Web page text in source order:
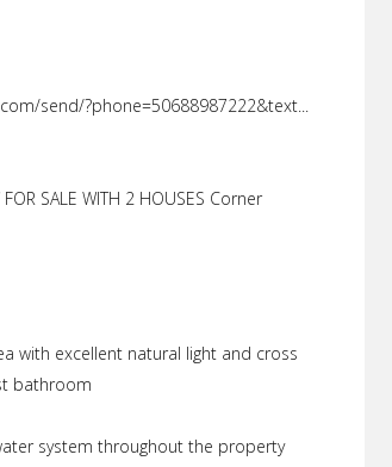
send/?phone=50688987222&text...
SALE WITH 2 HOUSES Corner
with excellent natural light and cross
bathroom
system throughout the property